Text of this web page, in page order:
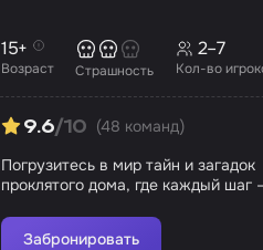
Возраст
15+
Страшность Кол-во
2–7
9.6/10 (48 команд)
Погрузитесь в мир тайн и загадок
проклятого дома, где каждый шаг –
Забронировать